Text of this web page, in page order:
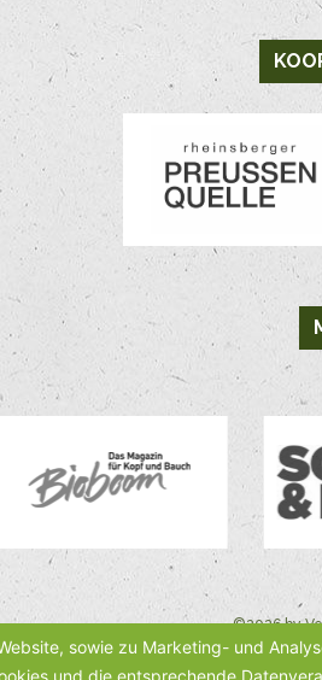
sowie zu Marketing- und
und die entsprechende
©2026 by